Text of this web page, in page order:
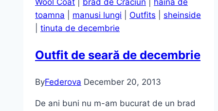
toamna
manusi lungi Outfits
sheinside
tinuta de decembrie
Outfit de seară de decembrie
ByFederova December 20, 2013
De ani buni nu m-am bucurat de un brad